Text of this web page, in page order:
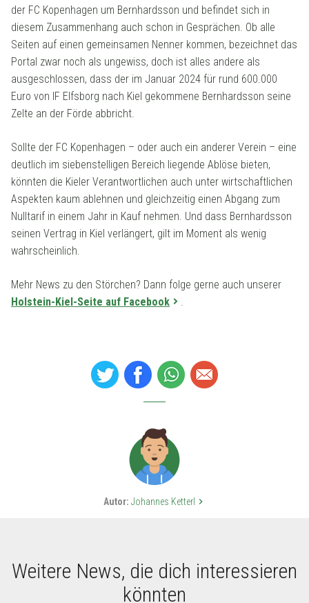
der FC Kopenhagen um Bernhardsson und befindet sich in
diesem Zusammenhang auch schon in Gesprächen. Ob alle
Seiten auf einen gemeinsamen Nenner kommen, bezeichnet das
Portal zwar noch als ungewiss, doch ist alles andere als
ausgeschlossen, dass der im Januar 2024 für rund 600.000
Euro von IF Elfsborg nach Kiel gekommene Bernhardsson seine
Zelte an der Förde abbricht.
Sollte der FC Kopenhagen – oder auch ein anderer Verein – eine
deutlich im siebenstelligen Bereich liegende Ablöse bieten,
könnten die Kieler Verantwortlichen auch unter wirtschaftlichen
Aspekten kaum ablehnen und gleichzeitig einen Abgang zum
Nulltarif in einem Jahr in Kauf nehmen. Und dass Bernhardsson
seinen Vertrag in Kiel verlängert, gilt im Moment als wenig
wahrscheinlich.
Mehr News zu den Störchen? Dann folge gerne auch unserer
Holstein-Kiel-Seite auf Facebook
.
Autor: Johannes Ketterl keyboard_arrow_right
Weitere News, die dich interessieren
könnten